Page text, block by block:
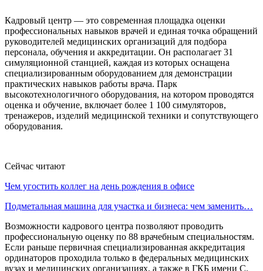
Кадровый центр — это современная площадка оценки
профессиональных навыков врачей и единая точка обращений
руководителей медицинских организаций для подбора
персонала, обучения и аккредитации. Он располагает 31
симуляционной станцией, каждая из которых оснащена
специализированным оборудованием для демонстрации
практических навыков работы врача. Парк
высокотехнологичного оборудования, на котором проводятся
оценка и обучение, включает более 1 100 симуляторов,
тренажеров, изделий медицинской техники и сопутствующего
оборудования.
Сейчас читают
Чем угостить коллег на день рождения в офисе
Подметальная машина для участка и бизнеса: чем заменить…
Возможности кадрового центра позволяют проводить
профессиональную оценку по 88 врачебным специальностям.
Если раньше первичная специализированная аккредитация
ординаторов проходила только в федеральных медицинских
вузах и медицинских организациях, а также в ГКБ имени С.